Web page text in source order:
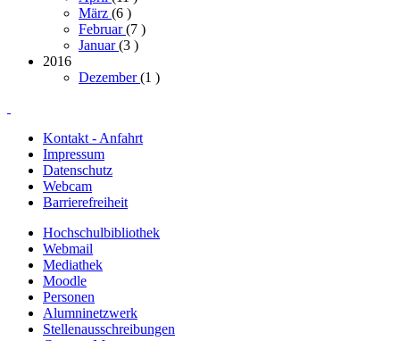
März (6 )
Februar(7 )
Januar(3 )
2016
Dezember(1 )
Kontakt - Anfahrt
Impressum
Datenschutz
Webcam
Barrierefreiheit
Hochschulbibliothek
Webmail
Mediathek
Moodle
Personen
Alumninetzwerk
Stellenausschreibungen